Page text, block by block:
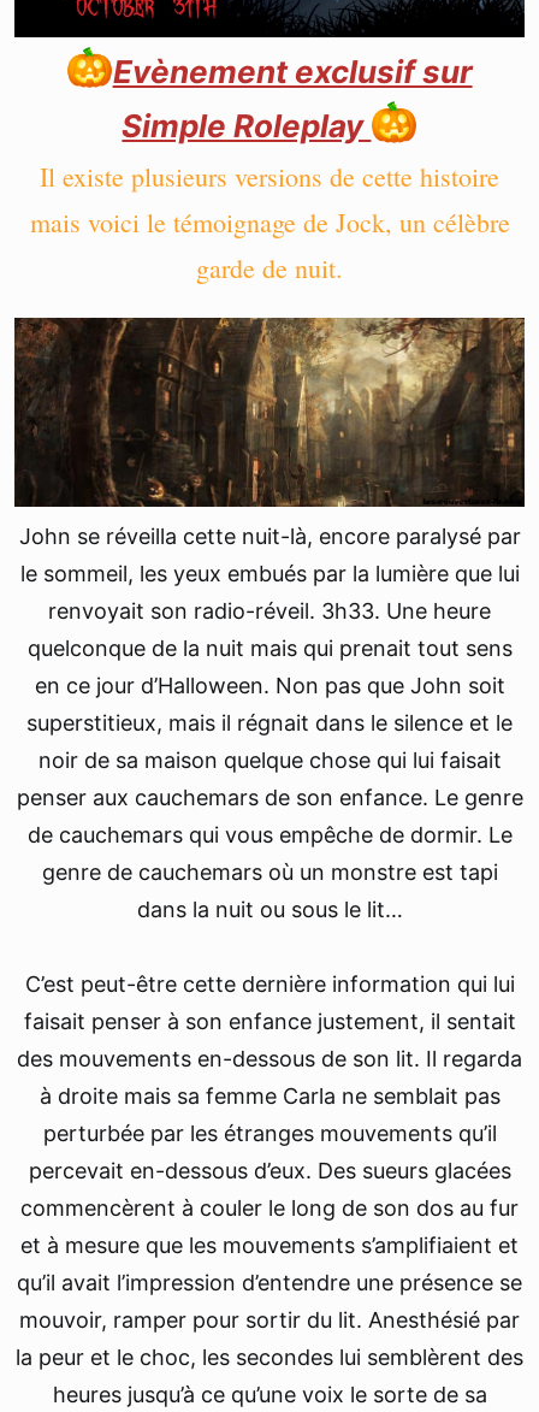
Evènement exclusif sur
Simple Roleplay
Il existe plusieurs versions de cette histoire
mais voici le témoignage de Jock, un célèbre
garde de nuit.
John se réveilla cette nuit-là, encore paralysé par
le sommeil, les yeux embués par la lumière que lui
renvoyait son radio-réveil. 3h33. Une heure
quelconque de la nuit mais qui prenait tout sens
en ce jour d’Halloween. Non pas que John soit
superstitieux, mais il régnait dans le silence et le
noir de sa maison quelque chose qui lui faisait
penser aux cauchemars de son enfance. Le genre
de cauchemars qui vous empêche de dormir. Le
genre de cauchemars où un monstre est tapi
dans la nuit ou sous le lit…
C’est peut-être cette dernière information qui lui
faisait penser à son enfance justement, il sentait
des mouvements en-dessous de son lit. Il regarda
à droite mais sa femme Carla ne semblait pas
perturbée par les étranges mouvements qu’il
percevait en-dessous d’eux. Des sueurs glacées
commencèrent à couler le long de son dos au fur
et à mesure que les mouvements s’amplifiaient et
qu’il avait l’impression d’entendre une présence se
mouvoir, ramper pour sortir du lit. Anesthésié par
la peur et le choc, les secondes lui semblèrent des
heures jusqu’à ce qu’une voix le sorte de sa